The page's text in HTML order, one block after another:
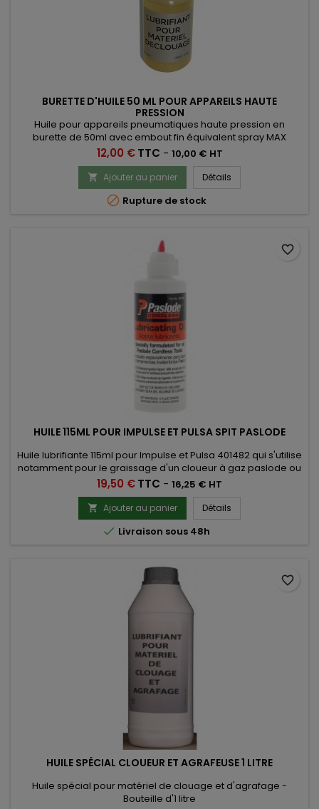
BURETTE D'HUILE 50 ML POUR APPAREILS HAUTE
PRESSION
Huile pour appareils pneumatiques haute pression en
burette de 50ml avec embout fin équivalent spray MAX
XB93702 permettant le passage dans le raccord haute
pression
Prix
12,00 € TTC - 10,00 € HT
 Ajouter au panier Détails
 Rupture de stock
HUILE 115ML POUR IMPULSE ET PULSA SPIT PASLODE
Huile lubrifiante 115ml pour Impulse et Pulsa 401482 qui s'utilise
notamment pour le graissage d'un cloueur à gaz paslode ou
autres.
Prix
19,50 €TTC - 16,25 € HT
 Ajouter au panier Détails
 Livraison sous 48h
favorite_border
HUILE SPÉCIAL CLOUEUR ET AGRAFEUSE 1 LITRE
Huile spécial pour matériel de clouage et d'agrafage -
Bouteille d'1 litre
favorite_border